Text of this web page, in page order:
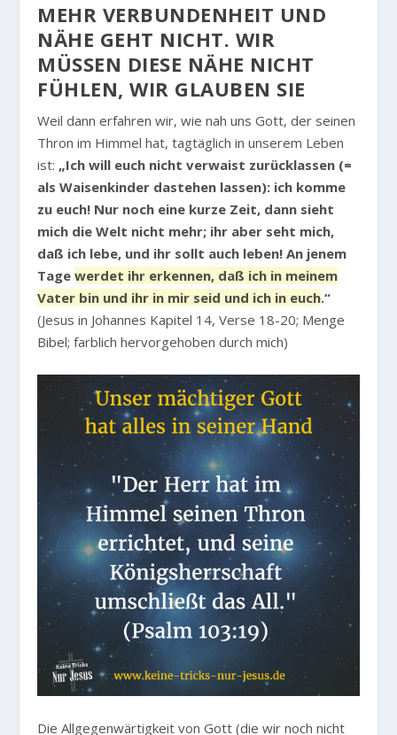
MEHR VERBUNDENHEIT UND
NÄHE GEHT NICHT. WIR
MÜSSEN DIESE NÄHE NICHT
FÜHLEN, WIR GLAUBEN SIE
Weil dann erfahren wir, wie nah uns Gott, der seinen
Thron im Himmel hat, tagtäglich in unserem Leben
ist: „Ich will euch nicht verwaist zurücklassen (=
als Waisenkinder dastehen lassen): ich komme
zu euch! Nur noch eine kurze Zeit, dann sieht
mich die Welt nicht mehr; ihr aber seht mich,
daß ich lebe, und ihr sollt auch leben! An jenem
Tagewerdet ihr erkennen, daß ich in meinem
Vater bin und ihr in mir seid und ich in euch.“
(Jesus in Johannes Kapitel 14, Verse 18-20; Menge
Bibel; farblich hervorgehoben durch mich)
Die Allgegenwärtigkeit von Gott (die wir noch nicht